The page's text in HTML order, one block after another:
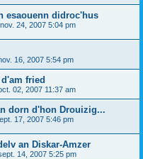
esaouenn didroc'hus
24, 2007 5:04 pm
16, 2007 5:54 pm
fried
02, 2007 11:37 am
dorn d'hon Drouizig...
17, 2007 5:46 pm
an Diskar-Amzer
14, 2007 5:25 pm